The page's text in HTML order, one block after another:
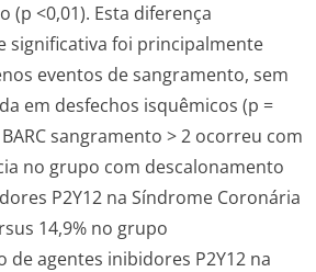
(p <0,01). Esta diferença
significativa foi principalmente
eventos de sangramento, sem
em desfechos isquêmicos (p =
sangramento > 2 ocorreu com
no grupo com descalonamento
P2Y12 na Síndrome Coronária
14,9% no grupo
de agentes inibidores P2Y12 na